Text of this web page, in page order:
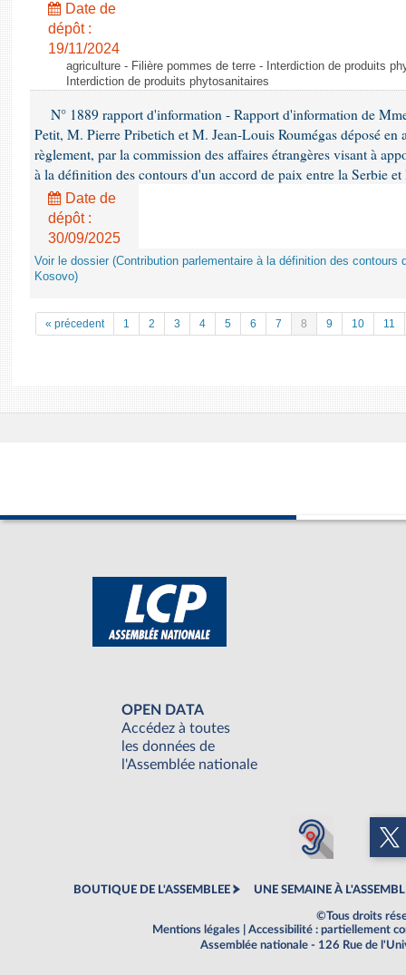
Date de
dépôt :
19/11/2024
agriculture - Filière pommes de terre - Interdiction de produits
Interdiction de produits phytosanitaires
N° 1889 rapport d'information - Rapport d'information de
Petit, M. Pierre Pribetich et M. Jean-Louis Roumégas déposé
règlement, par la commission des affaires étrangères visant à
à la définition des contours d'un accord de paix entre la Serbie et
Date de
dépôt :
30/09/2025
Voir le dossier (Contribution parlementaire à la définition des contours
Kosovo)
« précedent 1 2 3 4 5 6 7 8 9 10 11
OPEN DATA
Accédez à toutes
les données de
l'Assemblée nationale
BOUTIQUE DE L'ASSEMBLEE UNE SEMAINE À
©Tous droits
Mentions légales
Accessibilité : partiellement
Assemblée nationale - 126 Rue de